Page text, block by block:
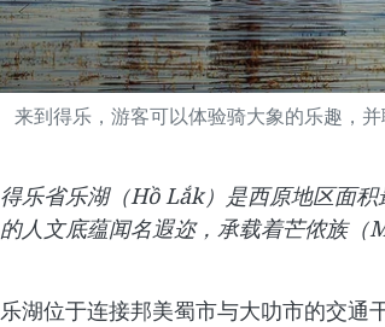
来到得乐，游客可以体验骑大象的乐趣，
得乐省乐湖（Hồ Lắk）是西原地区面
的人文底蕴闻名遐迩，承载着芒侬族（
乐湖位于连接邦美蜀市与大叻市的交